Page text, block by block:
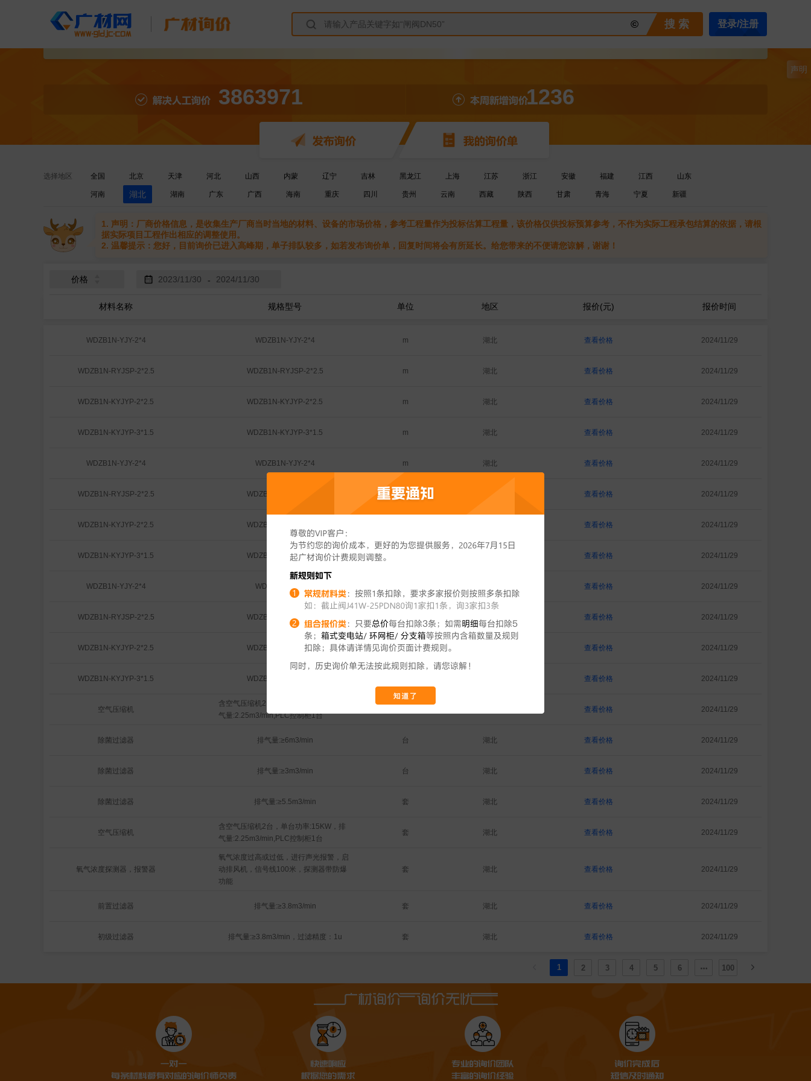
© 搜 索 登录/注册
3863971 1236
声明
选择地区 全国 北京 天津 河北 山西 内蒙 辽宁 吉林 黑龙江 上海 江苏 浙江 安徽 福建 江西 山东
河南 湖北 湖南 广东 广西 海南 重庆 四川 贵州 云南 西藏 陕西 甘肃 青海 宁夏 新疆
1. 声明：厂商价格信息，是收集生产厂商当时当地的材料、设备的市场价格，参考工程量作为投标估算工程量，该价格仅供投标预算参考，不作为实际工程承包结算的依据，请根
据实际项目工程作出相应的调整使用。
2. 温馨提示：您好，目前询价已进入高峰期，单子排队较多，如若发布询价单，回复时间将会有所延长。给您带来的不便请您谅解，谢谢！
价格 -
材料名称 规格型号 单位 地区 报价(元) 报价时间
WDZB1N-YJY-2*4 WDZB1N-YJY-2*4 m 湖北 查看价格 2024/11/29
WDZB1N-RYJSP-2*2.5 WDZB1N-RYJSP-2*2.5 m 湖北 查看价格 2024/11/29
WDZB1N-KYJYP-2*2.5 WDZB1N-KYJYP-2*2.5 m 湖北 查看价格 2024/11/29
WDZB1N-KYJYP-3*1.5 WDZB1N-KYJYP-3*1.5 m 湖北 查看价格 2024/11/29
WDZB1N-YJY-2*4 WDZB1N-YJY-2*4 m 湖北 查看价格 2024/11/29
WDZB1N-RYJSP-2*2.5 WDZB1N-RYJSP-2*2.5 m 查看价格 2024/11/29
WDZB1N-KYJYP-2*2.5 WDZB1N-KYJYP-2*2.5 查看价格 2024/11/29
WDZB1N-KYJYP-3*1.5 WDZB1N-KYJYP-3*1.5 查看价格 2024/11/29
WDZB1N-YJY-2*4 WDZB1N-YJY-2*4 查看价格 2024/11/29
WDZB1N-RYJSP-2*2.5 WDZB1N-RYJSP-2*2.5 查看价格 2024/11/29
WDZB1N-KYJYP-2*2.5 WDZB1N-KYJYP-2*2.5 m 查看价格 2024/11/29
WDZB1N-KYJYP-3*1.5 WDZB1N-KYJYP-3*1.5 查看价格 2024/11/29
空气压缩机
含空气压缩机2台，单台功率:15KW，排
气量:2.25m3/min,PLC控制柜1台
查看价格 2024/11/29
除菌过滤器 排气量:≥6m3/min 台 湖北 查看价格 2024/11/29
除菌过滤器 排气量:≥3m3/min 台 湖北 查看价格 2024/11/29
除菌过滤器 排气量:≥5.5m3/min 套 湖北 查看价格 2024/11/29
空气压缩机
含空气压缩机2台，单台功率:15KW，排
气量:2.25m3/min,PLC控制柜1台
套 湖北 查看价格 2024/11/29
氧气浓度探测器，报警器
氧气浓度过高或过低，进行声光报警，启
动排风机，信号线100米，探测器带防爆
功能
套 湖北 查看价格 2024/11/29
前置过滤器 排气量:≥3.8m3/min 套 湖北 查看价格 2024/11/29
初级过滤器 排气量:≥3.8m3/min，过滤精度：1u 套 湖北 查看价格 2024/11/29
1 2 3 4 5 6 100